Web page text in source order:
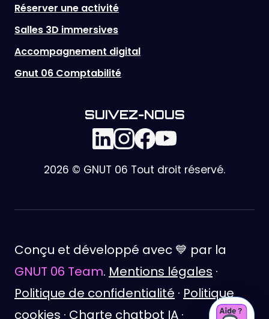
Réserver une activité
Salles 3D immersives
Accompagnement digital
Gnut 06 Comptabilité
SUIVEZ-NOUS
2026 © GNUT 06 Tout droit réservé.
Conçu et développé avec 💙 par la
GNUT 06 Team. Mentions légales ·
Politique de confidentialité · Politique
cookies · Charte chatbot IA ·